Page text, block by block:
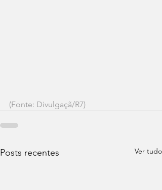
(Fonte: Divulgaçã/R7)
Posts recentes Ver tudo